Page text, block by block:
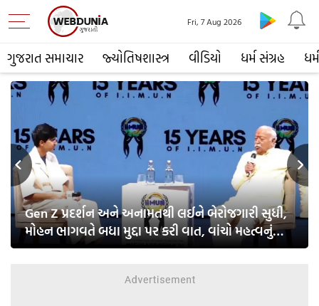
ગુજરાત સમાચાર જ્યોતિષશાસ્ત્ર વીડિયો ધર્મ સંગ્રહ ધર્મ
Fri, 7 Aug 2026
Gen Z પ્રદર્શન અને અનામતથી લઈને બેરોજગારી સુધી,
મોહન ભાગવતે બધા મુદ્દા પર કરી વાત, વાંચો મહત્વનું
નિવેદન
Next